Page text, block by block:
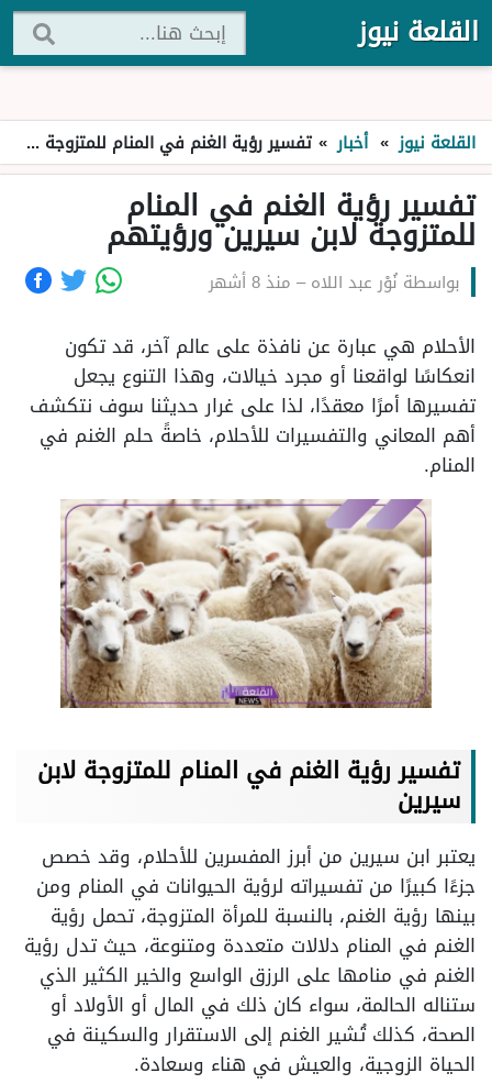
القلعة نيوز
القلعة نيوز » أخبار » تفسير رؤية الغنم في المنام للمتزوجة لابن سيرين ورؤيتهم
تفسير رؤية الغنم في المنام
للمتزوجة لابن سيرين ورؤيتهم
بواسطة نُوْر عبد اللاه– منذ 8 أشهر
الأحلام هي عبارة عن نافذة على عالم آخر، قد تكون
انعكاسًا لواقعنا أو مجرد خيالات، وهذا التنوع يجعل
تفسيرها أمرًا معقدًا، لذا على غرار حديثنا سوف نتكشف
أهم المعاني والتفسيرات للأحلام، خاصةً حلم الغنم في
المنام.
تفسير رؤية الغنم في المنام للمتزوجة لابن
سيرين
يعتبر ابن سيرين من أبرز المفسرين للأحلام، وقد خصص
جزءًا كبيرًا من تفسيراته لرؤية الحيوانات في المنام ومن
بينها رؤية الغنم، بالنسبة للمرأة المتزوجة، تحمل رؤية
الغنم في المنام دلالات متعددة ومتنوعة، حيث تدل رؤية
الغنم في منامها على الرزق الواسع والخير الكثير الذي
ستناله الحالمة، سواء كان ذلك في المال أو الأولاد أو
الصحة، كذلك تُشير الغنم إلى الاستقرار والسكينة في
الحياة الزوجية، والعيش في هناء وسعادة.